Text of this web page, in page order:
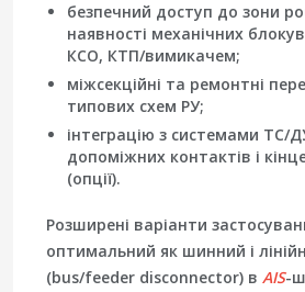
безпечний доступ до зони
наявності механічних
КСО, КТП/вимикачем;
міжсекційні та ремонтні
типових схем РУ;
інтеграцію з системами ТС/
допоміжних контактів і
(опції).
Розширені варіанти
оптимальний як шинний і
(bus/feeder disconnector) в AIS-